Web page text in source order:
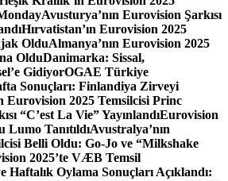
Avusturya’nın Eurovision Şarkısı
Hırvatistan’ın Eurovision 2025
OlduAlmanya’nın Eurovision 2025
OlduDanimarka: Sissal,
GidiyorOGAE Türkiye
Sonuçları: Finlandiya Zirveyi
Eurovision 2025 Temsilcisi Princ
“C’est La Vie” YayınlandıEurovision
Lumo TanıtıldıAvustralya’nın
Belli Oldu: Go-Jo ve “Milkshake
2025’te VÆB Temsil
Oylama Sonuçları Açıklandı: